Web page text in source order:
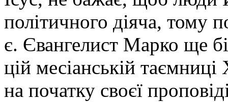
політичного діяча, тому
є. Євангелист Марко ще
цій месіанській
на початку своєї